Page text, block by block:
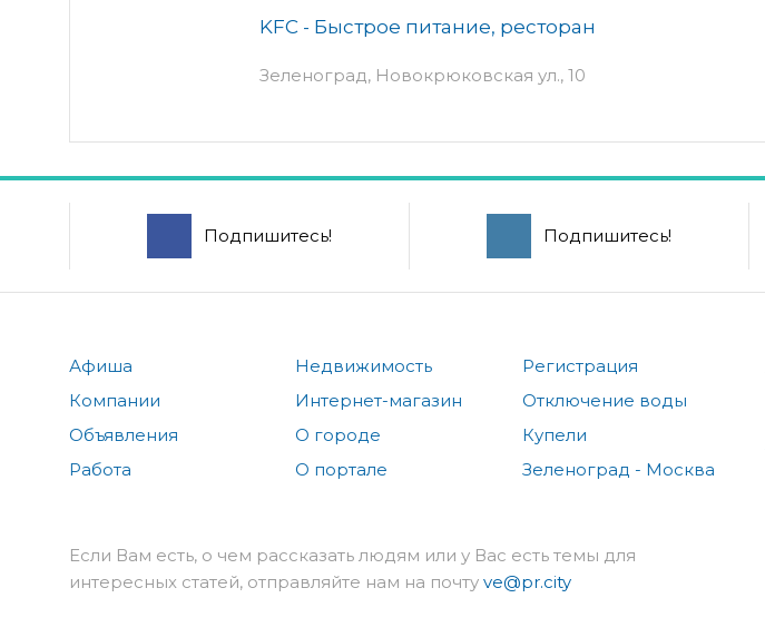
KFC - Быстрое питание, ресторан
Зеленоград, Новокрюковская ул., 10
Подпишитесь! Подпишитесь!
Афиша
Компании
Объявления
Работа
Недвижимость
Интернет-магазин
О городе
О портале
Регистрация
Отключение воды
Купели
Зеленоград - Москва
Если Вам есть, о чем рассказать людям или у Вас есть темы для
интересных статей, отправляйте нам на почту ve@pr.city